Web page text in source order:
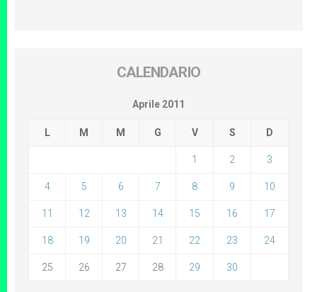
CALENDARIO
Aprile 2011
L M M G V S D
1 2 3
4 5 6 7 8 9 10
11 12 13 14 15 16 17
18 19 20 21 22 23 24
25 26 27 28 29 30